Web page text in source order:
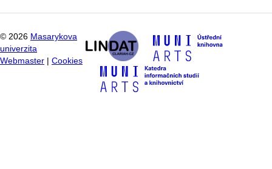
© 2026 Masarykova
univerzita
Webmaster
Cookies